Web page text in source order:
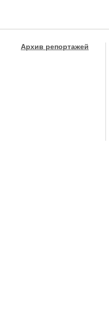
Архив репортажей